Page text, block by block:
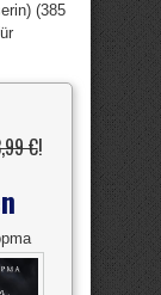
(385
€!